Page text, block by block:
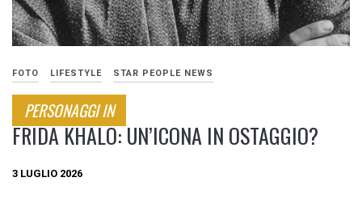
FOTO LIFESTYLE STAR PEOPLE NEWS
PERSONAGGI IN
FRIDA KHALO: UN’ICONA IN OSTAGGIO?
3 LUGLIO 2026